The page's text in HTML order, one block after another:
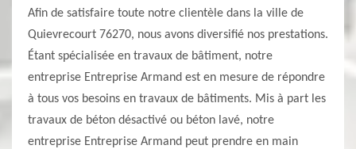
Afin de satisfaire toute notre clientèle dans la ville de
Quievrecourt 76270, nous avons diversifié nos prestations.
Étant spécialisée en travaux de bâtiment, notre
entreprise Entreprise Armand est en mesure de répondre
à tous vos besoins en travaux de bâtiments. Mis à part les
travaux de béton désactivé ou béton lavé, notre
entreprise Entreprise Armand peut prendre en main